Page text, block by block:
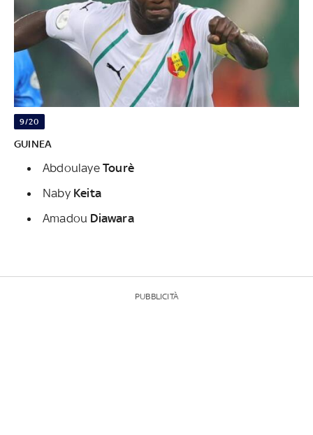
9/20
GUINEA
Abdoulaye Tourè
Naby Keita
Amadou Diawara
PUBBLICITÀ